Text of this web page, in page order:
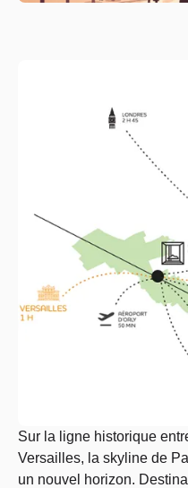
Sur la ligne historique
Versailles, la skyline de
un nouvel horizon.